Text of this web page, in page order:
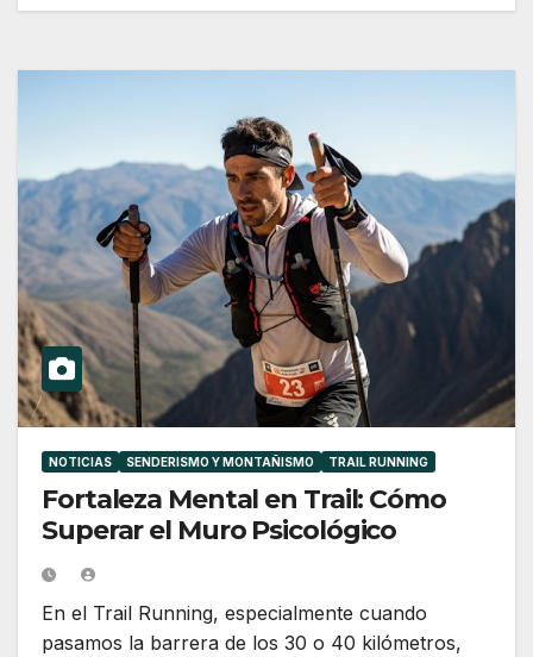
NOTICIAS SENDERISMO Y MONTAÑISMO TRAIL RUNNING
Fortaleza Mental en Trail: Cómo
Superar el Muro Psicológico
En el Trail Running, especialmente cuando
pasamos la barrera de los 30 o 40 kilómetros,